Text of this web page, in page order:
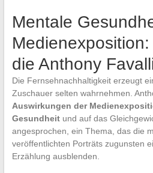
Mentale
die Anthony
Die Fernsehnachhaltigkeit erzeugt
Zuschauer selten wahrnehmen.
Auswirkungen der
Gesundheitund auf das
angesprochen, ein Thema, das die
veröffentlichten Porträts zugunsten
Erzählung ausblenden.